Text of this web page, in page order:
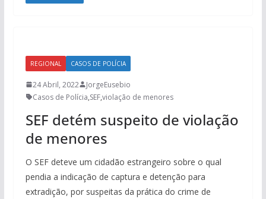
REGIONAL CASOS DE POLÍCIA
24 Abril, 2022
JorgeEusebio
Casos de Polícia,SEF,violação de menores
SEF detém suspeito de violação
de menores
O SEF deteve um cidadão estrangeiro sobre o qual
pendia a indicação de captura e detenção para
extradição, por suspeitas da prática do crime de